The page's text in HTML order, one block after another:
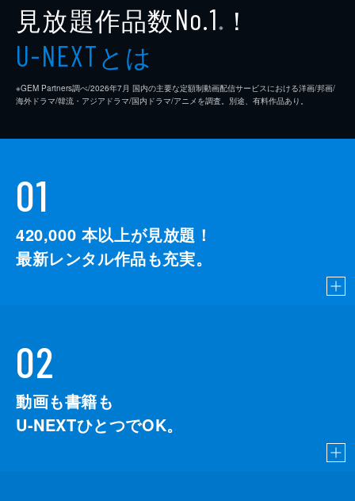
見放題作品数No.1 ※ ！
U-NEXTとは
※GEM Partners調べ/2026年7⽉ 国内の主要な定額制動画配信サービスにおける洋画/邦画/
海外ドラマ/韓流・アジアドラマ/国内ドラマ/アニメを調査。別途、有料作品あり。
01
420,000 本以上が見放題！
最新レンタル作品も充実。
02
動画も書籍も
U-NEXTひとつでOK。